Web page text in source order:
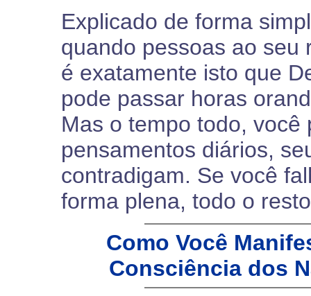
Explicado de forma
quando pessoas ao seu
é exatamente isto que
pode passar horas
Mas o tempo todo,
pensamentos diários,
contradigam. Se você
forma plena, todo o
Como Você
Consciência dos